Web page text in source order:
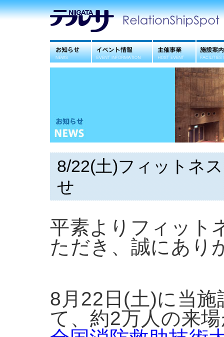
お知らせ イベント情報 主催事業 施設案内
8/22(土)フィットネ
せ
平素よりフィット
ただき、誠にあり
8月22日(土)に当
て、約2万人の来